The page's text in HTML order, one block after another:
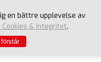
en bättre upplevelse av
Cookies & Integritet.